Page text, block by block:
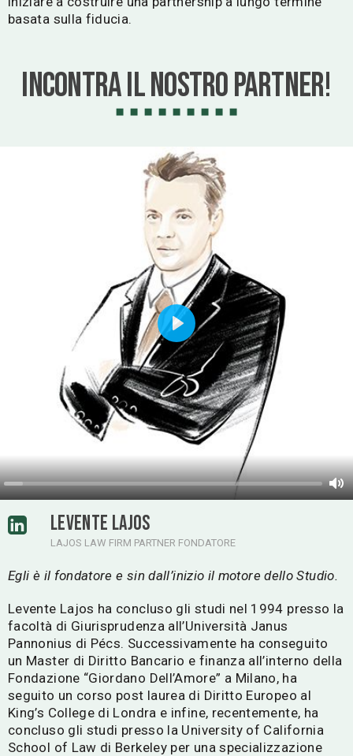
basata sulla fiducia.
Incontra il nostro partner!
Play
LEVENTE LAJOS
LAJOS LAW FIRM PARTNER FONDATORE
Egli è il fondatore e sin dall’inizio il motore dello Studio.
Levente Lajos ha concluso gli studi nel 1994 presso la
facoltà di Giurisprudenza all’Università Janus
Pannonius di Pécs. Successivamente ha conseguito
un Master di Diritto Bancario e finanza all’interno della
Fondazione “Giordano Dell’Amore” a Milano, ha
seguito un corso post laurea di Diritto Europeo al
King’s College di Londra e infine, recentemente, ha
concluso gli studi presso la University of California
School of Law di Berkeley per una specializzazione